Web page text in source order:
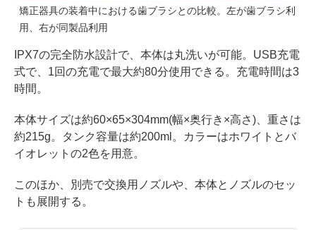
矯正器具の装着中における歯ブラシとの比較。左が歯ブラシ利
用、右が同製品利用
IPX7の完全防水設計で、本体は丸洗いが可能。USB充電
式で、1回の充電で最大約80分使用できる。充電時間は3
時間。
本体サイズは約60×65×304mm(幅×奥行き×高さ)、重さは
約215g。タンク容量は約200ml。カラーはホワイトとバ
イオレットの2色を用意。
このほか、別売で交換用ノズルや、本体とノズルのセッ
トも展開する。